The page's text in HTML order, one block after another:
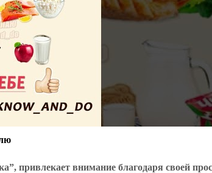
привлекает внимание благодаря своей